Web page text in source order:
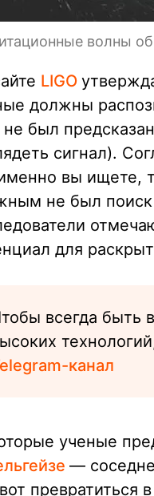
волны
LIGO
должны
был
сигнал).
вы ищете,
не был поиск
для
всегда быть
канал
ученые
—
превратиться